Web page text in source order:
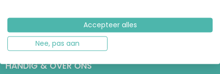
Schoolvakanties 2026/2027
Vakantieparken
HANDIG & OVER ONS
Accepteer alles
Nee, pas aan